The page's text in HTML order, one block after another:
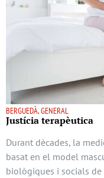
BERGUEDÀ, GENERAL
Justícia terapèutica
Durant dècades, la
basat en el model
biològiques i socials de